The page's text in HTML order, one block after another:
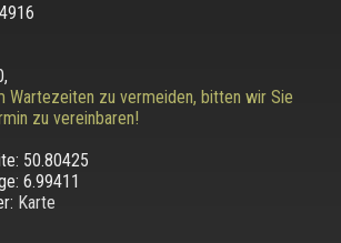
Wartezeiten zu vermeiden, bitten wir Sie
zu vereinbaren!
50.80425
6.99411
Karte